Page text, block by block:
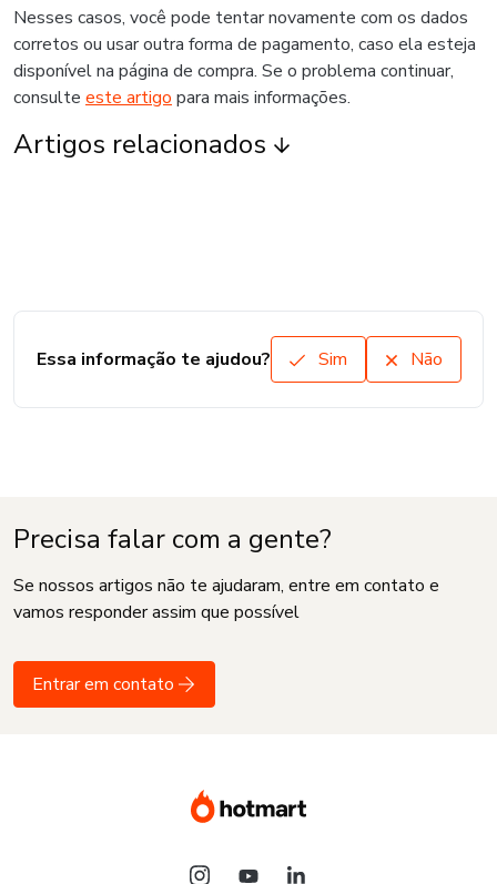
Nesses casos, você pode tentar novamente com os dados
corretos ou usar outra forma de pagamento, caso ela esteja
disponível na página de compra. Se o problema continuar,
consulte este artigo para mais informações.
Artigos relacionados
Essa informação te ajudou? Sim Não
Precisa falar com a gente?
Se nossos artigos não te ajudaram, entre em contato e
vamos responder assim que possível
Entrar em contato